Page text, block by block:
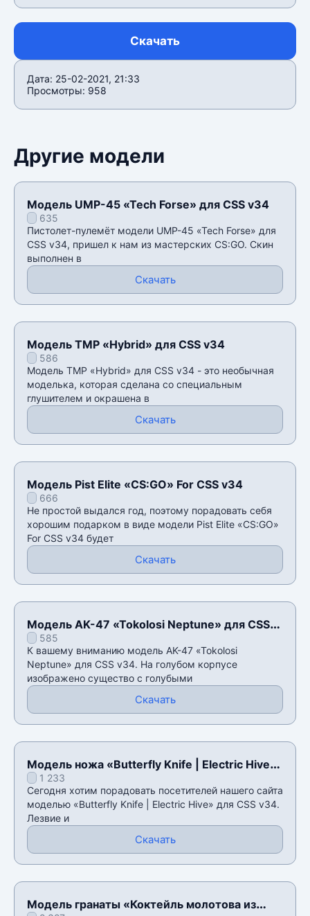
Скачать
Дата: 25-02-2021, 21:33
Просмотры: 958
Другие модели
Модель UMP-45 «Tech Forse» для CSS v34
635
Пистолет-пулемёт модели UMP-45 «Tech Forse» для
CSS v34, пришел к нам из мастерских CS:GO. Скин
выполнен в
Скачать
Модель TMP «Hybrid» для CSS v34
586
Модель TMP «Hybrid» для CSS v34 - это необычная
моделька, которая сделана со специальным
глушителем и окрашена в
Скачать
Модель Pist Elite «CS:GO» For CSS v34
666
Не простой выдался год, поэтому порадовать себя
хорошим подарком в виде модели Pist Elite «CS:GO»
For CSS v34 будет
Скачать
Модель AK-47 «Tokolosi Neptune» для CSS
v34585
К вашему вниманию модель AK-47 «Tokolosi
Neptune» для CSS v34. На голубом корпусе
изображено существо с голубыми
Скачать
Модель ножа «Butterfly Knife | Electric Hive»
для CSS v34
1 233
Сегодня хотим порадовать посетителей нашего сайта
моделью «Butterfly Knife | Electric Hive» для CSS v34.
Лезвие и
Скачать
Модель гранаты «Коктейль молотова из